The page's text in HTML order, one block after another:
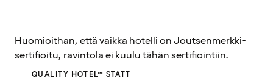
Huomioithan, että vaikka hotelli on Joutsenmerkki-
sertifioitu, ravintola ei kuulu tähän sertifiointiin.
QUALITY HOTEL™ STATT